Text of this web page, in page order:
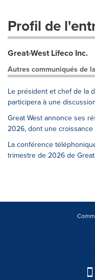
Profil de
Great-West Lifeco Inc.
Autres communiqués de
Le président et chef de la
participera à une
Great West annonce ses
2026, dont une
La conférence
trimestre de 2026 de